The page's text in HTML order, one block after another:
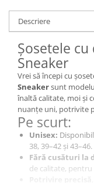
Descriere
Șosetele cu
Sneaker
Vrei să începi cu
Sneakersunt
înaltă calitate, moi și
nuanțe uni, potrivite
Pe scurt:
Unisex:
38, 39–42 și 43–46.
Fără cusături la
de calitate,